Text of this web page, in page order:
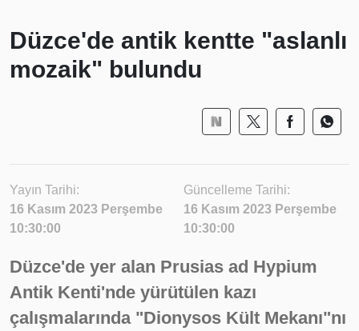
Düzce'de antik kentte "aslanlı
mozaik" bulundu
Yayın Tarihi:
16 Kasım 2023 Perşembe
10:30:00
Güncelleme Tarihi:
16 Kasım 2023 Perşembe
10:30:00
Düzce'de yer alan Prusias ad Hypium
Antik Kenti'nde yürütülen kazı
çalışmalarında "Dionysos Kült Mekanı"nı